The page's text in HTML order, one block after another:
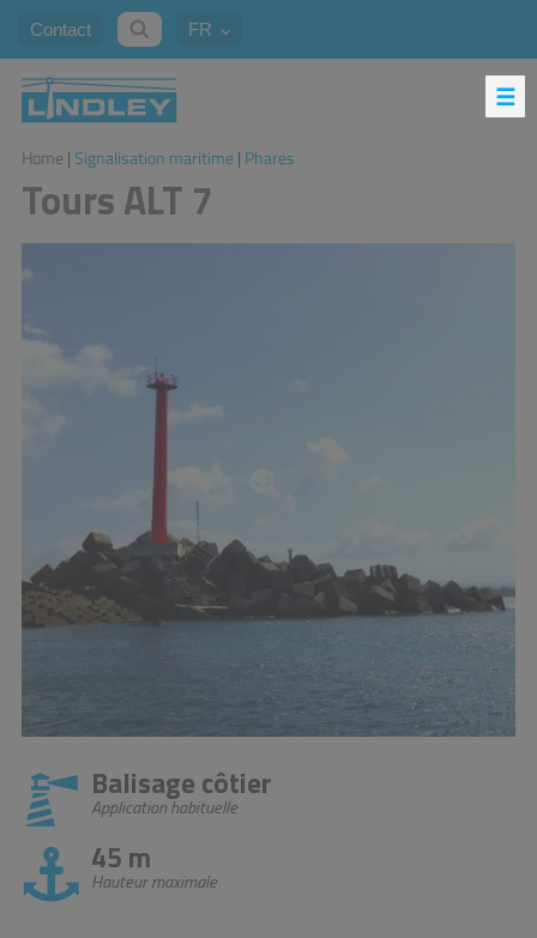
Contact FR
Home | Signalisation maritime| Phares
Tours ALT 7
Balisage côtier
Application habituelle
45 m
Hauteur maximale